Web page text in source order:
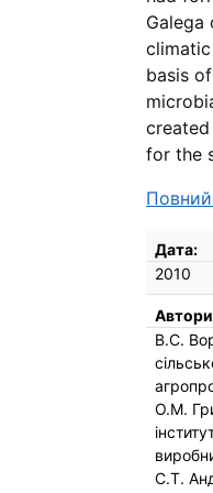
basis
for the
Дата:
2010
Автори
В.С.
О.М.
С.Т.